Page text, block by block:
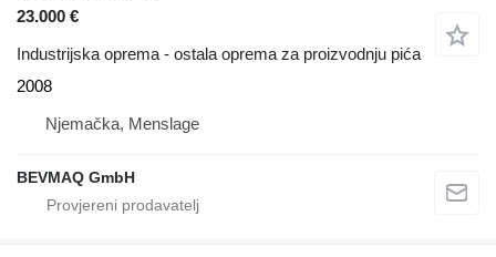
23.000 €
Industrijska oprema - ostala oprema za proizvodnju pića
2008
Njemačka, Menslage
BEVMAQ GmbH